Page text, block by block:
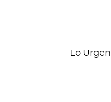
Lo